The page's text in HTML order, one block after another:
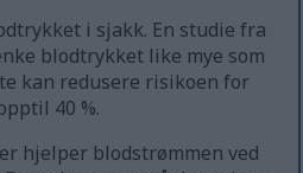
i sjakk. En studie fra
blodtrykket like mye som
kan redusere risikoen for
40 %.
hjelper blodstrømmen ved